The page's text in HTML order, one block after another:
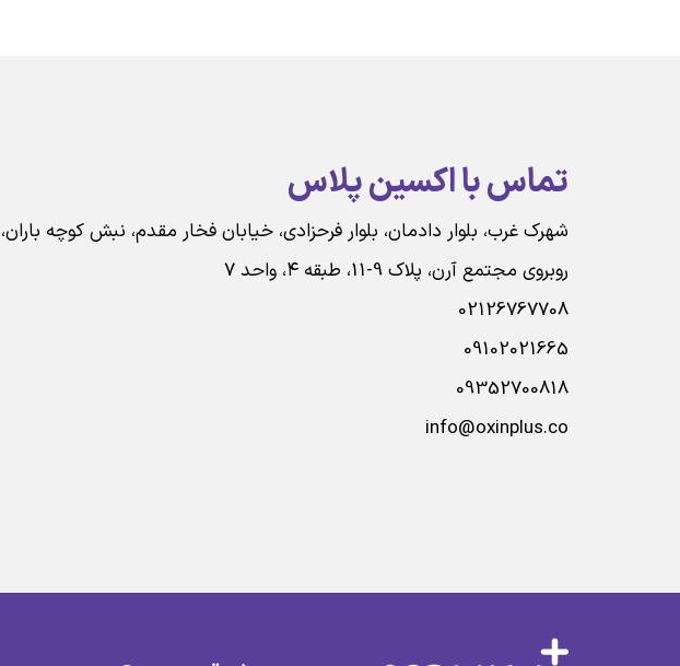
تماس با اکسین پلاس
شهرک غرب، بلوار دادمان، بلوار فرحزادی، خیابان فخار مقدم، نبش کوچه باران،
روبروی مجتمع آرن، پلاک 9-11، طبقه ۴، واحد ۷
02126767708
09102021665
09352700818
info@oxinplus.co